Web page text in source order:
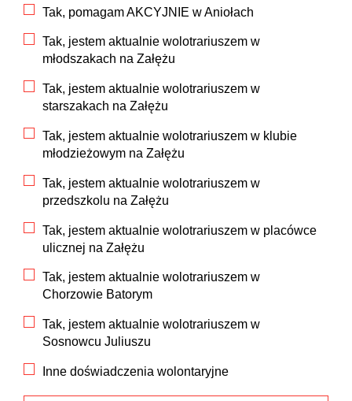
Tak, pomagam AKCYJNIE w Aniołach
Tak, jestem aktualnie wolotrariuszem w
młodszakach na Załężu
Tak, jestem aktualnie wolotrariuszem w
starszakach na Załężu
Tak, jestem aktualnie wolotrariuszem w klubie
młodzieżowym na Załężu
Tak, jestem aktualnie wolotrariuszem w
przedszkolu na Załężu
Tak, jestem aktualnie wolotrariuszem w placówce
ulicznej na Załężu
Tak, jestem aktualnie wolotrariuszem w
Chorzowie Batorym
Tak, jestem aktualnie wolotrariuszem w
Sosnowcu Juliuszu
Inne doświadczenia wolontaryjne